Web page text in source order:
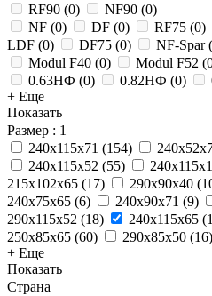
RF90 (0) NF90 (0)
NF (0) DF (0) RF75 (0)
LDF (0) DF75 (0) NF-Spar(
Modul F40 (0) Modul F52 (
0.63НФ (0) 0.82НФ (0)
+ Еще
Показать
Размер : 1
240x115x71 (154)
240x115x52 (55)
215x102x65 (17) 290x90x40 (
240x75x65 (6) 240x90x71 (9)
290x115x52 (18) 240x115x65 (1
250x85x65 (60) 290x85x50 (16)
+ Еще
Показать
Страна